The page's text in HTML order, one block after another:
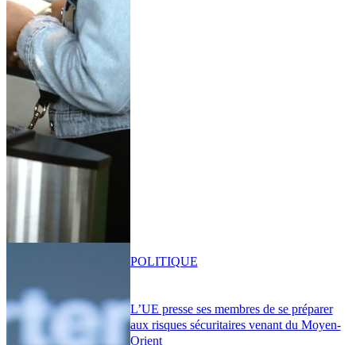
L’UE presse ses membres de se préparer
aux risques sécuritaires venant du Moyen-
Orient
POLITIQUE